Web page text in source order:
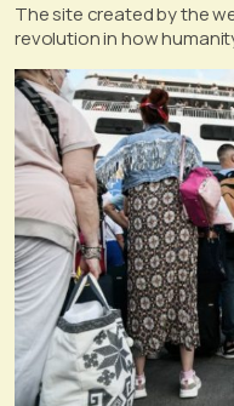
The site created by the
revolution in how